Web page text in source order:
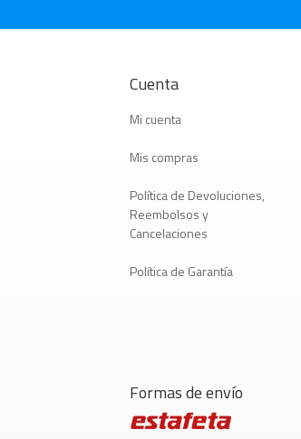
Cuenta
Mi cuenta
Mis compras
Política de Devoluciones,
Reembolsos y
Cancelaciones
Política de Garantía
Formas de envío